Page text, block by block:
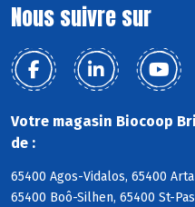
Nous suivre sur
Votre magasin Biocoop
de :
65400 Agos-Vidalos, 65400
65400 Boô-Silhen, 65400 St-